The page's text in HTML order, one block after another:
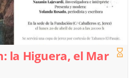
la Higuera, el Mar